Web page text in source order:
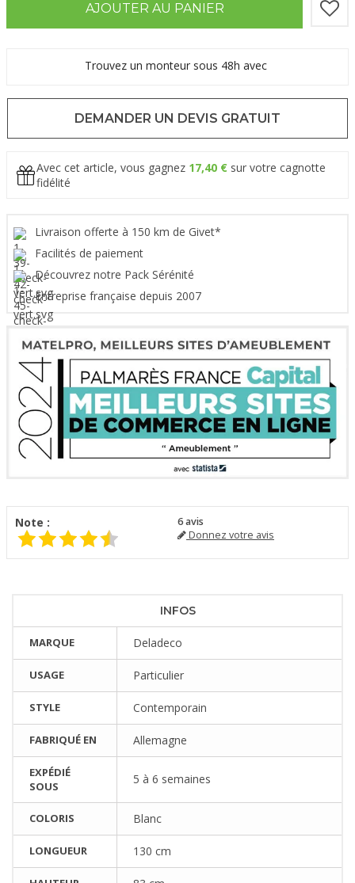
AJOUTER AU PANIER
Trouvez un monteur sous 48h avec
DEMANDER UN DEVIS GRATUIT
Avec cet article, vous gagnez 17,40 € sur votre cagnotte
fidélité
Livraison offerte à 150 km de Givet*
Facilités de paiement
Découvrez notre Pack Sérénité
Entreprise française depuis 2007
Note : 6avis
Donnez votre avis
INFOS
MARQUE Deladeco
USAGE Particulier
STYLE Contemporain
FABRIQUÉ EN Allemagne
EXPÉDIÉ
SOUS
5 à 6 semaines
COLORIS Blanc
LONGUEUR 130 cm